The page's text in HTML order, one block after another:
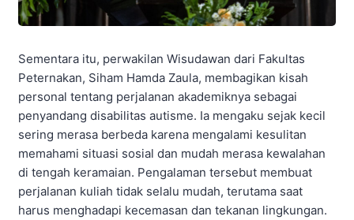
Sementara itu, perwakilan Wisudawan dari Fakultas
Peternakan, Siham Hamda Zaula, membagikan kisah
personal tentang perjalanan akademiknya sebagai
penyandang disabilitas autisme. Ia mengaku sejak kecil
sering merasa berbeda karena mengalami kesulitan
memahami situasi sosial dan mudah merasa kewalahan
di tengah keramaian. Pengalaman tersebut membuat
perjalanan kuliah tidak selalu mudah, terutama saat
harus menghadapi kecemasan dan tekanan lingkungan.